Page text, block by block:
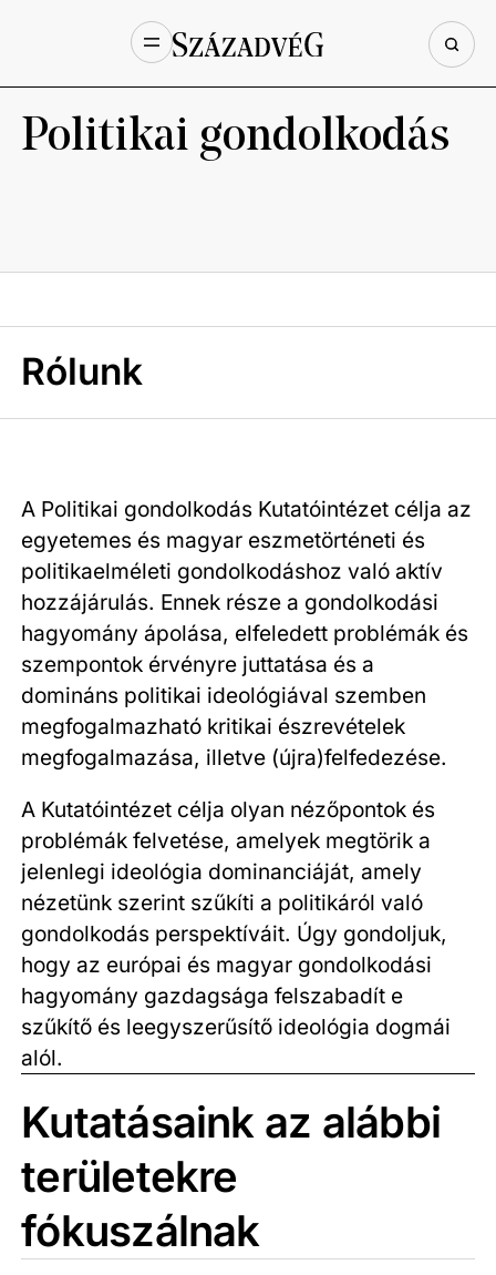
Politikai gondolkodás
Rólunk
A Politikai gondolkodás Kutatóintézet célja az
egyetemes és magyar eszmetörténeti és
politikaelméleti gondolkodáshoz való aktív
hozzájárulás. Ennek része a gondolkodási
hagyomány ápolása, elfeledett problémák és
szempontok érvényre juttatása és a
domináns politikai ideológiával szemben
megfogalmazható kritikai észrevételek
megfogalmazása, illetve (újra)felfedezése.
A Kutatóintézet célja olyan nézőpontok és
problémák felvetése, amelyek megtörik a
jelenlegi ideológia dominanciáját, amely
nézetünk szerint szűkíti a politikáról való
gondolkodás perspektíváit. Úgy gondoljuk,
hogy az európai és magyar gondolkodási
hagyomány gazdagsága felszabadít e
szűkítő és leegyszerűsítő ideológia dogmái
alól.
Kutatásaink az alábbi
területekre
fókuszálnak